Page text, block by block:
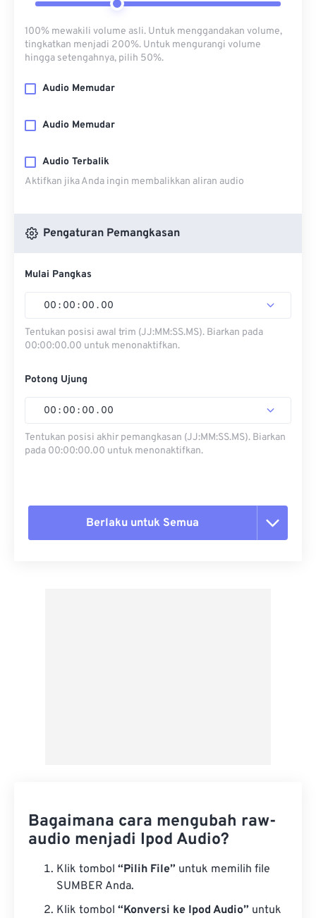
100% mewakili volume asli. Untuk menggandakan volume,
tingkatkan menjadi 200%. Untuk mengurangi volume
hingga setengahnya, pilih 50%.
Audio Memudar
Audio Memudar
Audio Terbalik
Aktifkan jika Anda ingin membalikkan aliran audio
Pengaturan Pemangkasan
Mulai Pangkas
00 : 00 : 00 . 00
Tentukan posisi awal trim (JJ:MM:SS.MS). Biarkan pada
00:00:00.00 untuk menonaktifkan.
Potong Ujung
00 : 00 : 00 . 00
Tentukan posisi akhir pemangkasan (JJ:MM:SS.MS). Biarkan
pada 00:00:00.00 untuk menonaktifkan.
Berlaku untuk Semua
Bagaimana cara mengubah raw-
audio menjadi Ipod Audio?
Klik tombol “Pilih File” untuk memilih file
SUMBER Anda.
Klik tombol “Konversi ke Ipod Audio” untuk